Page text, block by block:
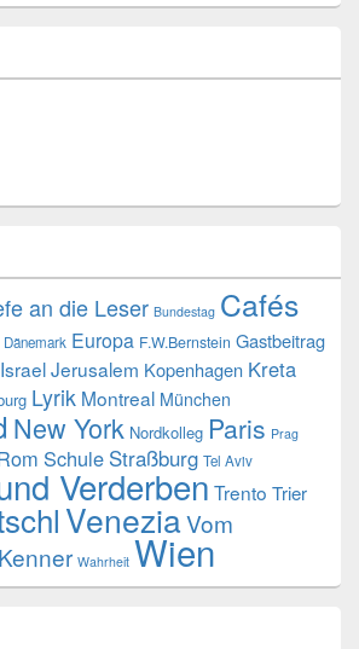
an die Leser Bundestag Cafés
Dänemark Europa F.W.Bernstein Gastbeitrag
IsraelJerusalem Kopenhagen Kreta
Lyrik Montreal München
New York Nordkolleg Paris Prag
Schule Straßburg Tel Aviv
Verderben Trento Trier
VeneziaVom
Wahrheit Wien